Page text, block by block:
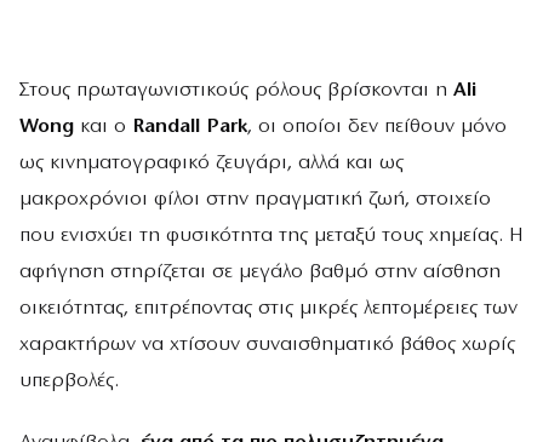
Στους πρωταγωνιστικούς ρόλους βρίσκονται η Ali
Wong και ο Randall Park, οι οποίοι δεν πείθουν μόνο
ως κινηματογραφικό ζευγάρι, αλλά και ως
μακροχρόνιοι φίλοι στην πραγματική ζωή, στοιχείο
που ενισχύει τη φυσικότητα της μεταξύ τους χημείας. Η
αφήγηση στηρίζεται σε μεγάλο βαθμό στην αίσθηση
οικειότητας, επιτρέποντας στις μικρές λεπτομέρειες των
χαρακτήρων να χτίσουν συναισθηματικό βάθος χωρίς
υπερβολές.